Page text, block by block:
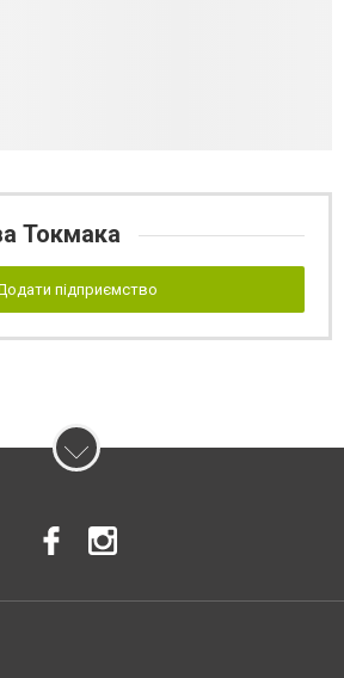
Токмака
підприємство